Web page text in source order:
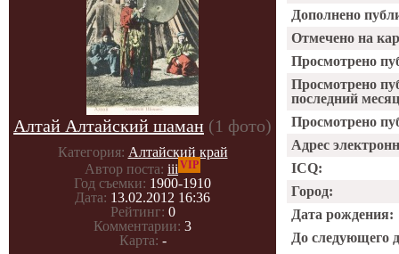
Алтай Алтайский шаман (1 фото)
Категория: Алтайский край
Автор поста: iii VIP
Год съемки: 1900-1910
Дата: 13.02.2012 16:36
Рейтинг: 0
Комментарии: 3
Карта: -
Дополнено
Отмечено на
Просмотрено
Просмотрено
последний
Просмотрено
Адрес
ICQ:
Город:
Дата рождения:
До следующего